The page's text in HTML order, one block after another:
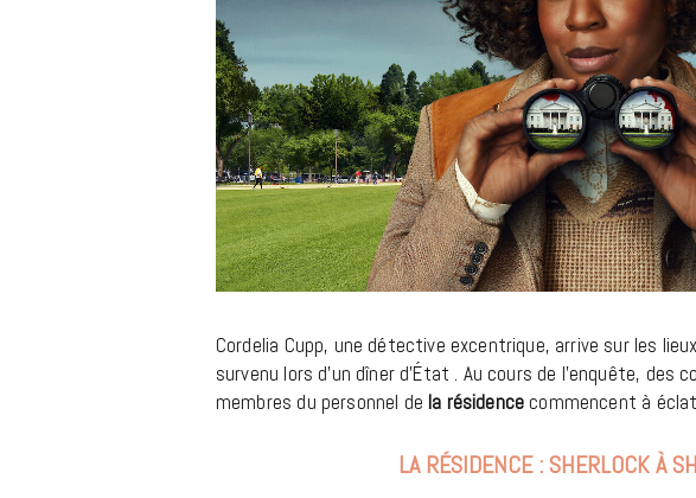
Cordelia Cupp, une détective excentrique, arrive sur les
survenu lors d’un dîner d’État . Au cours de l’enquête,
membres du personnel de la résidence commencent à
LA RÉSIDENCE : SHERLOCK À